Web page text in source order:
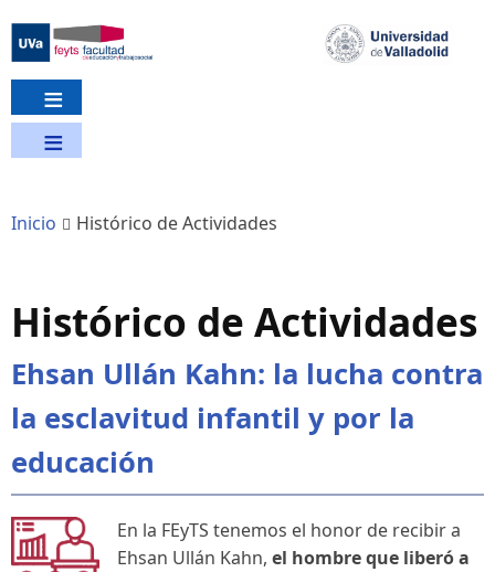
contenido
principal
Inicio Histórico de Actividades
Histórico de Actividades
Ehsan Ullán Kahn: la lucha contra
la esclavitud infantil y por la
educación
En la FEyTS tenemos el honor de recibir a
Ehsan Ullán Kahn, el hombre que liberó a